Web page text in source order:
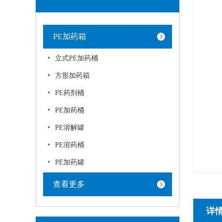
PE加药箱
立式PE加药桶
方形加药箱
PE药剂桶
PE加药桶
PE溶解罐
PE溶药桶
PE加药罐
查看更多
详